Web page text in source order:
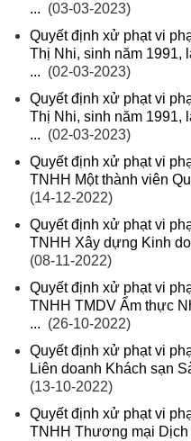
... (03-03-2023)
Quyết định xử phạt vi
Thị Nhi, sinh năm 1991,
... (02-03-2023)
Quyết định xử phạt vi
Thị Nhi, sinh năm 1991,
... (02-03-2023)
Quyết định xử phạt vi
TNHH Một thành viên
(14-12-2022)
Quyết định xử phạt vi
TNHH Xây dựng Kinh
(08-11-2022)
Quyết định xử phạt vi
TNHH TMDV Ẩm thực
... (26-10-2022)
Quyết định xử phạt vi
Liên doanh Khách sạn
(13-10-2022)
Quyết định xử phạt vi
TNHH Thương mại Dịch